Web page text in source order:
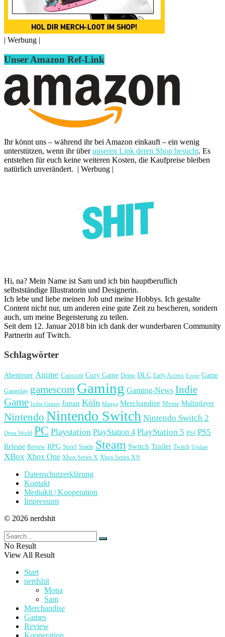
| Werbung |
Unser Amazon Ref-Link
Ihr könnt uns – während ihr bei Amazon einkauft – ein wenig
unterstützen, wenn ihr überunseren Link deren Shop besucht. Es
entstehen für euch keine weiteren Kosten, die Kaufpreise bleiben
natürlich unverändert. | Werbung |
Hi, na? Mein Name ist Sam und ich bin hauptberuflich
selbstständige Illustratorin und Designerin.
Ich lebe und liebe meinen Job und meine Hobbys. Ich gestalte
Content nicht nur, um anderen eine gute Zeit zu bescheren, sondern
auch, um meine Begeisterung zu teilen.
Seit dem 12. Januar 2018 bin ich dank der wunderbaren Community
Partnerin auf Twitch.
Schlagwörter
Abenteuer Anime Capcom Cozy Game Demo DLC Early Access Event Game
Gameplay gamescom Gaming Gaming-News Indie
Game Indie Games Japan Köln Manga Merchandise Messe Multiplayer
Nintendo Nintendo Switch Nintendo Switch 2
Open World PC Playstation PlayStation 4 PlayStation 5 PS4 PS5
Release Review RPG Spiel Spiele Steam Switch Trailer Twitch Update
XBox Xbox One Xbox Series X Xbox Series X|S
Datenschutzerklärung
Kontakt
Mediakit | Kooperation
Impressum
© 2026 nerdshit
No Result
View All Result
Start
nerdshit
Mona
Sam
Merchandise
Games
Review
Kooperation